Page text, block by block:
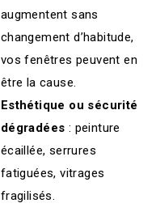
augmentent sans
changement d’habitude,
vos fenêtres peuvent en
être la cause.
Esthétique ou sécurité
dégradées : peinture
écaillée, serrures
fatiguées, vitrages
fragilisés.